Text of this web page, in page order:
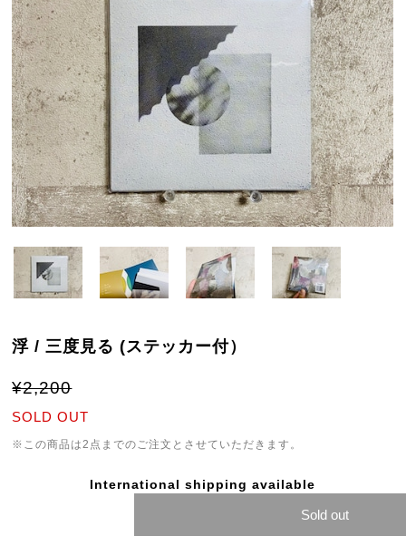
浮 / 三度見る (ステッカー付）
¥2,200
SOLD OUT
※この商品は2点までのご注文とさせていただきます。
International shipping available
Sold out